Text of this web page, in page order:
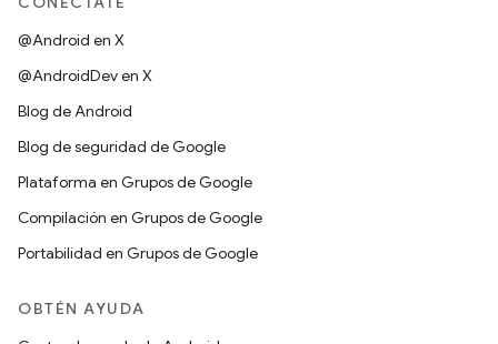
@Android en X
@AndroidDev en X
Blog de Android
Blog de seguridad de Google
Plataforma en Grupos de Google
Compilación en Grupos de Google
Portabilidad en Grupos de Google
OBTÉN AYUDA